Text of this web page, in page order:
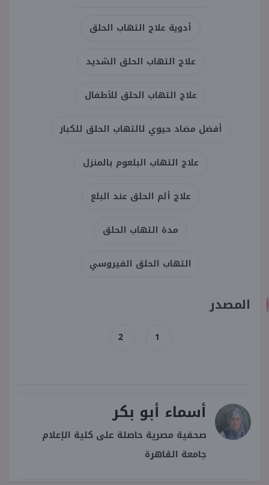
أدوية علاج التهاب الحلق
علاج التهاب الحلق الشديد
علاج التهاب الحلق للأطفال
أفضل مضاد حيوي لالتهاب الحلق للكبار
علاج التهاب البلعوم بالمنزل
علاج ألم الحلق عند البلع
مدة التهاب الحلق
التهاب الحلق الفيروسي
المصدر
أسماء أبو بكر
صحفية مصرية حاصلة على كلية الإعلام
جامعة القاهرة